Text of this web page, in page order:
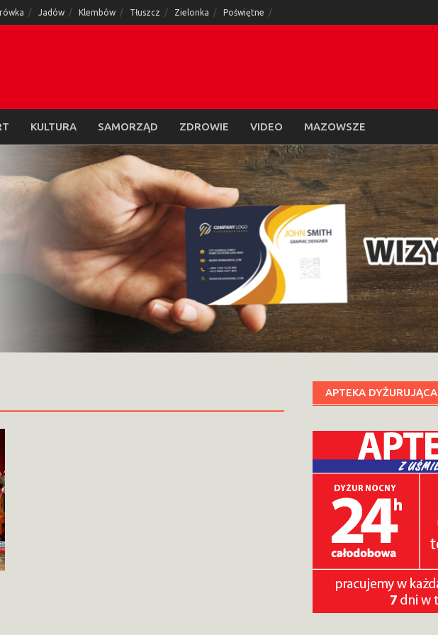
Jadów Klembów Tłuszcz Zielonka Poświętne
KULTURA SAMORZĄD ZDROWIE VIDEO MAZOWSZE
APTEKA DYŻURUJĄCA